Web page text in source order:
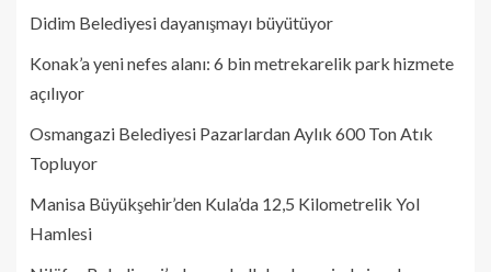
Didim Belediyesi dayanışmayı büyütüyor
Konak’a yeni nefes alanı: 6 bin metrekarelik park hizmete
açılıyor
Osmangazi Belediyesi Pazarlardan Aylık 600 Ton Atık
Topluyor
Manisa Büyükşehir’den Kula’da 12,5 Kilometrelik Yol
Hamlesi